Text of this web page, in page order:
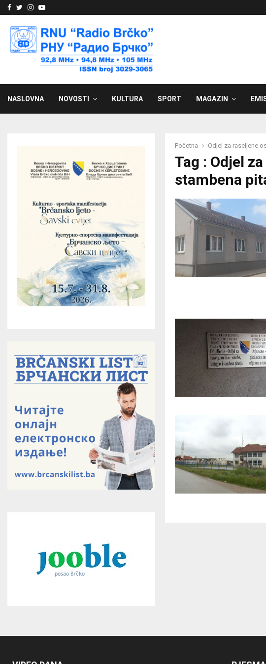
Facebook
Twitter
Instagram
Youtube
NASLOVNA NOVOSTI KULTURA SPORT MAGAZIN
Početna Odjel za raseljene
Tag : Odjel
stambena